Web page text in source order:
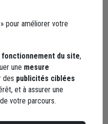
Makita18V
5Ah Chargeur en
pour fixation plaques de
25 MM - boîte de 1000
pour améliorer votre
du site,
une mesure
des publicités ciblées
et à assurer une
de votre parcours.